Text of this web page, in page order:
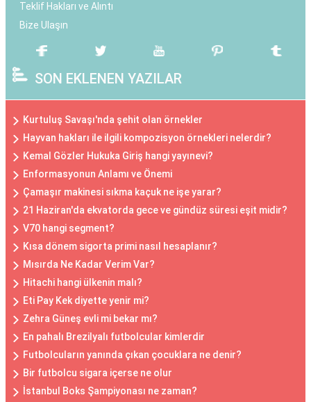
Teklif Hakları ve Alıntı
Bize Ulaşın
SON EKLENEN YAZILAR
Kurtuluş Savaşı'nda şehit olan örnekler
Hayvan hakları ile ilgili kompozisyon örnekleri nelerdir?
Kemal Gözler Hukuka Giriş hangi yayınevi?
Enformasyonun Anlamı ve Önemi
Çamaşır makinesi sıkma kaçuk ne işe yarar?
21 Haziran'da ekvatorda gece ve gündüz süresi eşit midir?
V70 hangi segment?
Kısa dönem sigorta primi nasıl hesaplanır?
Mısırda Ne Kadar Verim Var?
Hitachi hangi ülkenin malı?
Eti Pay Kek diyette yenir mi?
Zehra Güneş evli mi bekar mı?
En pahalı Brezilyalı futbolcular kimlerdir
Futbolcuların yanında çıkan çocuklara ne denir?
Bir futbolcu sigara içerse ne olur
İstanbul Boks Şampiyonası ne zaman?